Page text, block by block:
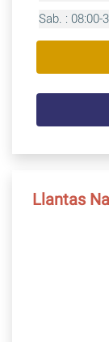
Sab. : 08:00-
Llantas